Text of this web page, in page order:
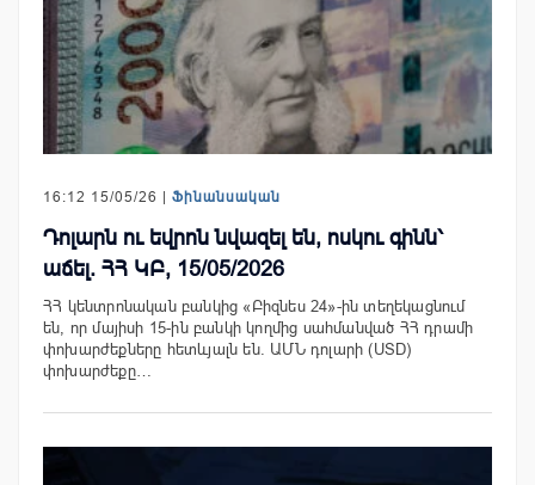
16:12 15/05/26 | Ֆինանսական
Դոլարն ու եվրոն նվազել են, ոսկու գինն՝
աճել. ՀՀ ԿԲ, 15/05/2026
ՀՀ կենտրոնական բանկից «Բիզնես 24»-ին տեղեկացնում
են, որ մայիսի 15-ին բանկի կողմից սահմանված ՀՀ դրամի
փոխարժեքները հետևյալն են. ԱՄՆ դոլարի (USD)
փոխարժեքը…